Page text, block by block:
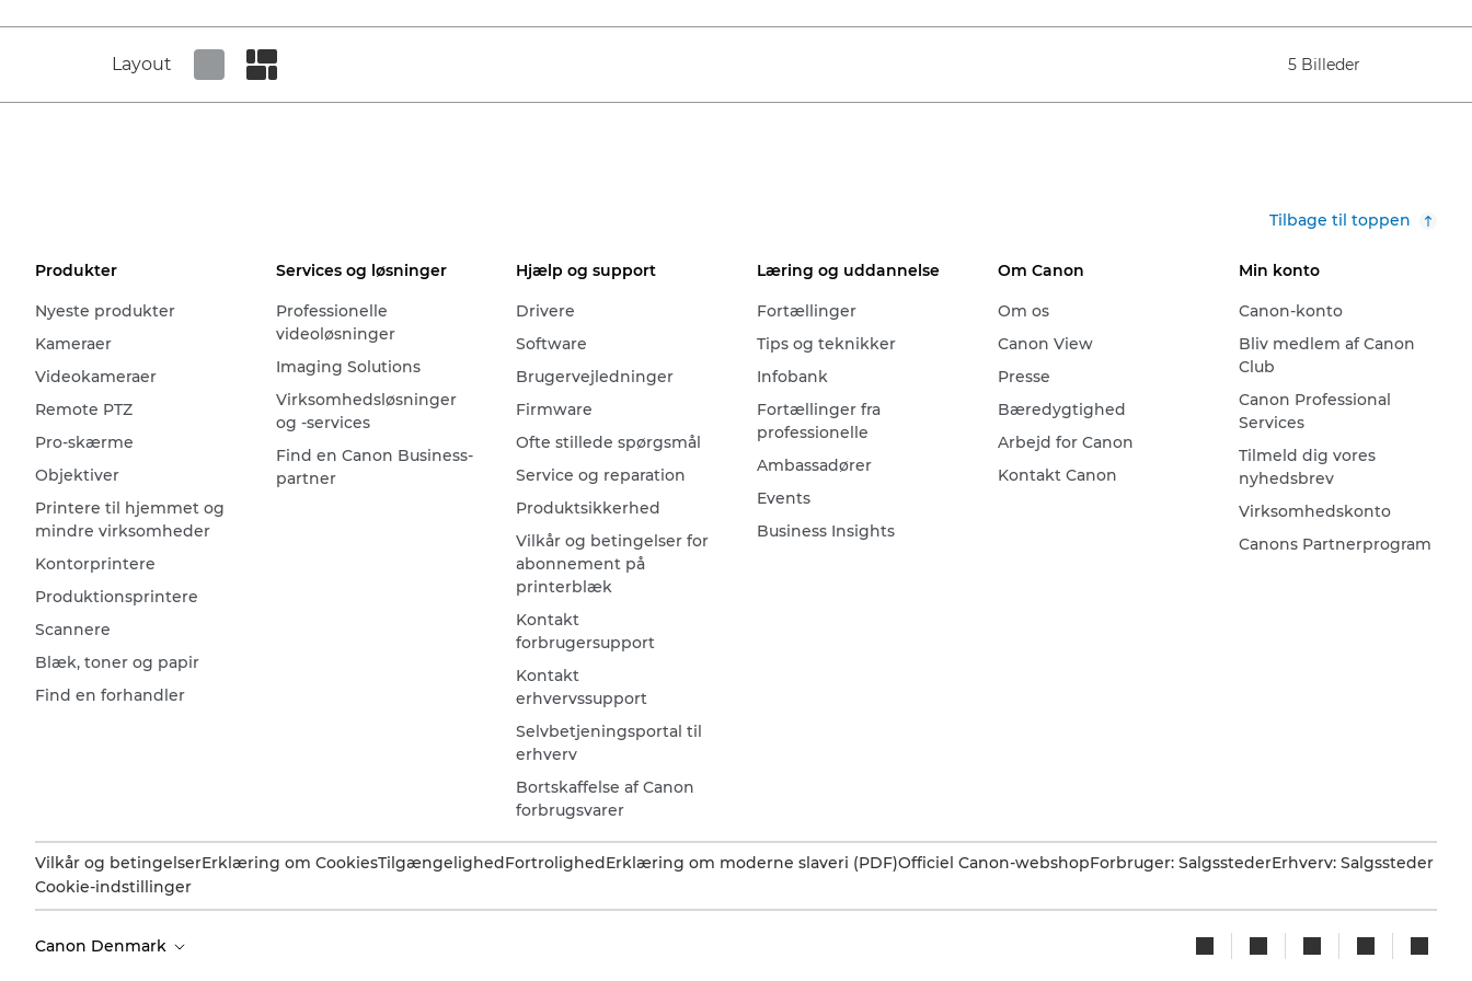
Layout 5 Billeder
Tilbage til toppen
Produkter
Nyeste produkter
Kameraer
Videokameraer
Remote PTZ
Pro-skærme
Objektiver
Printere til hjemmet og
mindre virksomheder
Kontorprintere
Produktionsprintere
Scannere
Blæk, toner og papir
Find en forhandler
Services og løsninger
Professionelle
videoløsninger
Imaging Solutions
Virksomhedsløsninger
og -services
Find en Canon Business-
partner
Hjælp og support
Drivere
Software
Brugervejledninger
Firmware
Ofte stillede spørgsmål
Service og reparation
Produktsikkerhed
Vilkår og betingelser for
abonnement på
printerblæk
Kontakt
forbrugersupport
Kontakt
erhvervssupport
Selvbetjeningsportal til
erhverv
Bortskaffelse af Canon
forbrugsvarer
Læring og uddannelse
Fortællinger
Tips og teknikker
Infobank
Fortællinger fra
professionelle
Ambassadører
Events
Business Insights
Om Canon
Om os
Canon View
Presse
Bæredygtighed
Arbejd for Canon
Kontakt Canon
Min konto
Canon-konto
Bliv medlem af Canon
Club
Canon Professional
Services
Tilmeld dig vores
nyhedsbrev
Virksomhedskonto
Canons Partnerprogram
Vilkår og betingelserErklæring om CookiesTilgængelighedFortrolighedErklæring om moderne slaveri (PDF)Officiel Canon-webshopForbruger: SalgsstederErhverv: Salgssteder
Cookie-indstillinger
Canon Denmark